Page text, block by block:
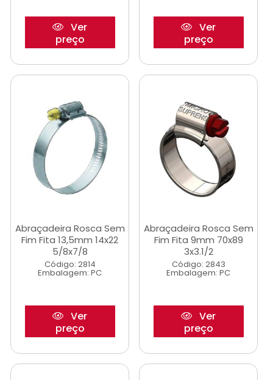
Ver
preço
Ver
preço
Abraçadeira Rosca Sem
Fim Fita 13,5mm 14x22
5/8x7/8
Código: 2814
Embalagem: PC
Ver
preço
Abraçadeira Rosca Sem
Fim Fita 9mm 70x89
3x3.1/2
Código: 2843
Embalagem: PC
Ver
preço